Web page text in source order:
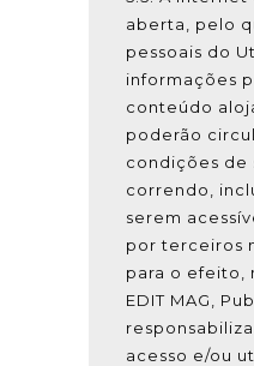
aberta, pelo
pessoais do
informações
conteúdo
poderão
condições de
correndo,
serem
por terceiros
para o efeito,
EDIT MAG,
acesso e/ou